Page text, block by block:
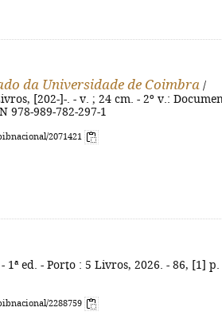
da Universidade de Coimbra /
[202-]-. - v. ; 24 cm. - 2º v.:
978-989-782-297-1
2071421
1ª ed. - Porto : 5 Livros, 2026. - 86, [1] p.
2288759